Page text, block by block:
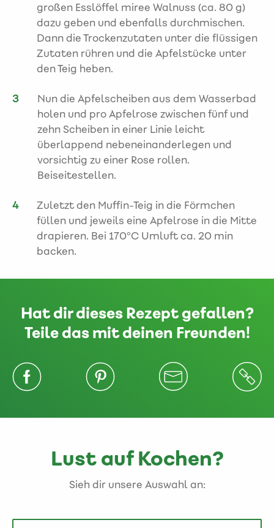
großen Esslöffel miree Walnuss (ca. 80 g)
dazu geben und ebenfalls durchmischen.
Dann die Trockenzutaten unter die flüssigen
Zutaten rühren und die Apfelstücke unter
den Teig heben.
Nun die Apfelscheiben aus dem Wasserbad
holen und pro Apfelrose zwischen fünf und
zehn Scheiben in einer Linie leicht
überlappend nebeneinanderlegen und
vorsichtig zu einer Rose rollen.
Beiseitestellen.
Zuletzt den Muffin-Teig in die Förmchen
füllen und jeweils eine Apfelrose in die Mitte
drapieren. Bei 170°C Umluft ca. 20 min
backen.
Hat dir dieses Rezept gefallen?
Teile das mit deinen Freunden!
Lust auf Kochen?
Sieh dir unsere Auswahl an: